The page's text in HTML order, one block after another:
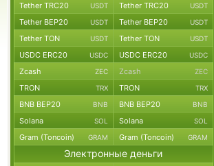
Tether TRC20 USDT Tether TRC20 USDT
Tether BEP20 USDT Tether BEP20 USDT
Tether TON USDT Tether TON USDT
USDC ERC20 USDC USDC ERC20 USDC
Zcash ZEC Zcash ZEC
TRON TRX TRON TRX
BNB BEP20 BNB BNB BEP20 BNB
Solana SOL Solana SOL
Gram (Toncoin) GRAM Gram (Toncoin) GRAM
Электронные деньги